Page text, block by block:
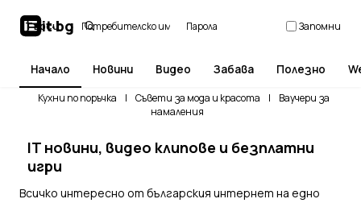
it·bg
Търси Запомни
Начало Новини Видео Забава Полезно
Кухни по поръчка | Съвети за мода и красота |
Ваучери за
намаления
IT новини, видео клипове и безплатни
игри
Всичко интересно от българския интернет на едно